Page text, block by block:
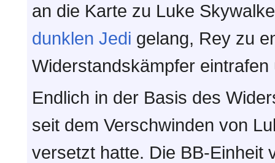
an die Karte zu Luke
dunklen Jedi gelang, Rey zu
Widerstandskämpfer
Endlich in der Basis des
seit dem Verschwinden von
versetzt hatte. Die BB-Einheit